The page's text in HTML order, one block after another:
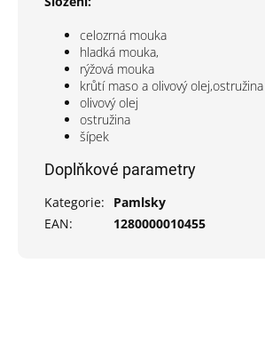
celozrná mouka
hladká mouka,
rýžová mouka
krůtí maso a olivový
olivový olej
ostružina
šípek
Doplňkové parametry
Kategorie:
Pamlsky
EAN: 1280000010455